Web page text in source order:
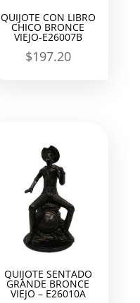
QUIJOTE CON LIBRO
CHICO BRONCE
VIEJO-E26007B
$197.20
QUIJOTE SENTADO
GRANDE BRONCE
VIEJO – E26010A